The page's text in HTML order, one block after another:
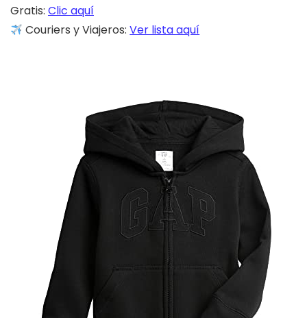
Gratis: Clic aquí
Couriers y Viajeros:Ver lista aquí